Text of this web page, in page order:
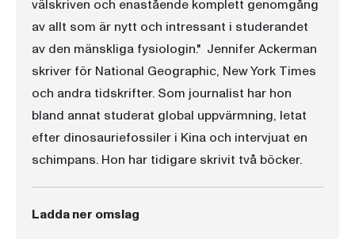
välskriven och enastående komplett genomgång
av allt som är nytt och intressant i studerandet
av den mänskliga fysiologin." Jennifer Ackerman
skriver för National Geographic, New York Times
och andra tidskrifter. Som journalist har hon
bland annat studerat global uppvärmning, letat
efter dinosauriefossiler i Kina och intervjuat en
schimpans. Hon har tidigare skrivit två böcker.
Ladda ner omslag